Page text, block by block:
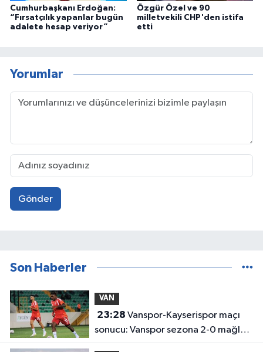
Cumhurbaşkanı Erdoğan:
“Fırsatçılık yapanlar bugün
adalete hesap veriyor”
Özgür Özel ve 90
milletvekili CHP'den istifa
etti
Yorumlar
Gönder
Son Haberler
VAN
23:28
sonucu: Vanspor sezona 2-0 mağlup
başladı